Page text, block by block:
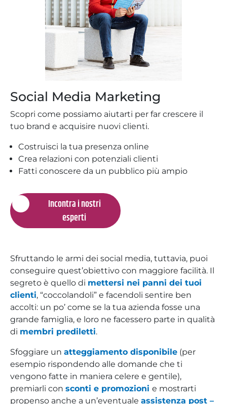
Social Media Marketing
Scopri come possiamo aiutarti per far crescere il
tuo brand e acquisire nuovi clienti.
Costruisci la tua presenza online
Crea relazioni con potenziali clienti
Fatti conoscere da un pubblico più ampio
Incontra i nostri
esperti
Sfruttando le armi dei social media, tuttavia, puoi
conseguire quest’obiettivo con maggiore facilità. Il
segreto è quello di mettersi nei panni dei tuoi
clienti, “coccolandoli” e facendoli sentire ben
accolti: un po’ come se la tua azienda fosse una
grande famiglia, e loro ne facessero parte in qualità
di membri prediletti.
Sfoggiare un atteggiamento disponibile (per
esempio rispondendo alle domande che ti
vengono fatte in maniera celere e gentile),
premiarli con sconti e promozioni e mostrarti
propenso anche a un’eventuale assistenza post –